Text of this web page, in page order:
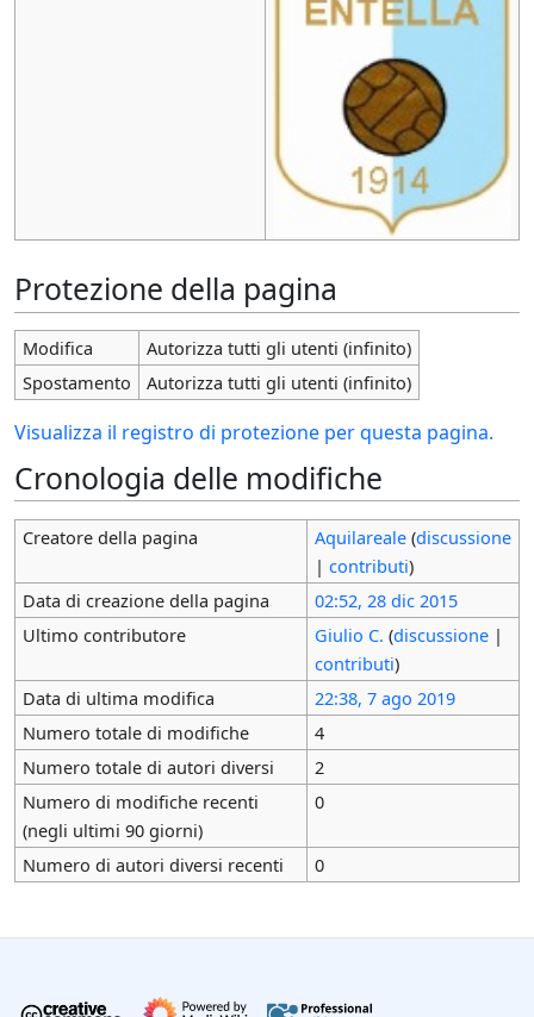
Protezione della pagina
Modifica
Autorizza tutti gli utenti (infinito)
Spostamento
Autorizza tutti gli utenti (infinito)
Visualizza il registro di protezione per questa pagina.
Cronologia delle modifiche
Creatore della pagina Aquilareale (discussione
| contributi)
Data di creazione della pagina
02:52, 28 dic 2015
Ultimo contributore
Giulio C. (discussione|
contributi)
Data di ultima modifica
22:38, 7 ago 2019
Numero totale di modifiche
4
Numero totale di autori diversi
2
Numero di modifiche recenti
(negli ultimi 90 giorni)
0
Numero di autori diversi recenti 0